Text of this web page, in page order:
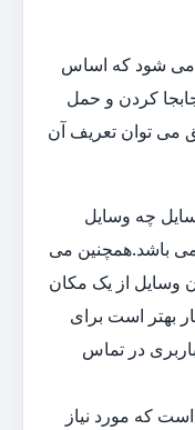
می شود که اساس
کردن و حمل
می توان تعریف آن
چه وسایل
باشد.همچنین می
وسایل از یک مکان
بهتر است برای
در تماس
که مورد نیاز